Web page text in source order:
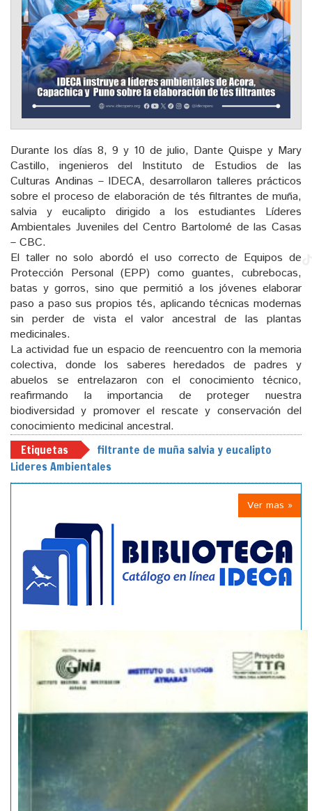
Durante los días 8, 9 y 10 de julio, Dante Quispe y Mary
Castillo, ingenieros del Instituto de Estudios de las
Culturas Andinas – IDECA, desarrollaron talleres prácticos
sobre el proceso de elaboración de tés filtrantes de muña,
salvia y eucalipto dirigido a los estudiantes Líderes
Ambientales Juveniles del Centro Bartolomé de las Casas
– CBC.
El taller no solo abordó el uso correcto de Equipos de
Protección Personal (EPP) como guantes, cubrebocas,
batas y gorros, sino que permitió a los jóvenes elaborar
paso a paso sus propios tés, aplicando técnicas modernas
sin perder de vista el valor ancestral de las plantas
medicinales.
La actividad fue un espacio de reencuentro con la memoria
colectiva, donde los saberes heredados de padres y
abuelos se entrelazaron con el conocimiento técnico,
reafirmando la importancia de proteger nuestra
biodiversidad y promover el rescate y conservación del
conocimiento medicinal ancestral.
Etiquetas
filtrante de muña salvia y eucalipto
Lideres Ambientales
Ver mas »